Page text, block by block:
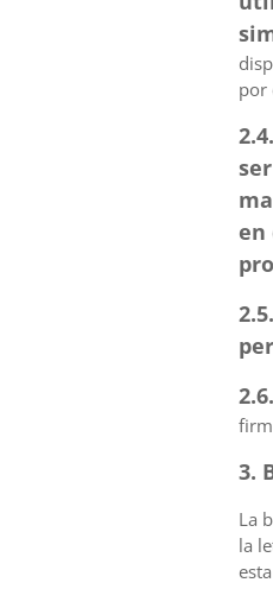
por
2.4.
en
2.6.
3.
La
la